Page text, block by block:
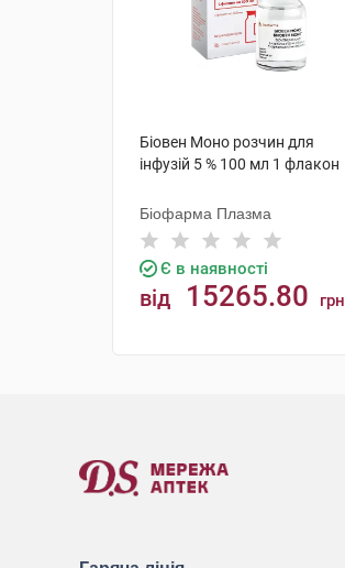
Біовен Моно розчин для
інфузій 5 % 100 мл 1 флакон
Біофарма Плазма
Є в наявності
від 15265.80 грн